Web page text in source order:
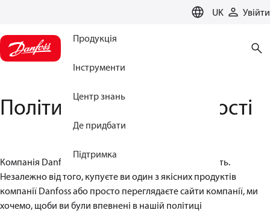
UK Увійти
Продукція
Інструменти
Центр знань
Де придбати
Підтримка
Політика конфіденційності
Компанія Danfoss поважає ваше право на приватність.
Незалежно від того, купуєте ви один з якісних продуктів
компанії Danfoss або просто переглядаєте сайти компанії, ми
хочемо, щоби ви були впевнені в нашій політиці